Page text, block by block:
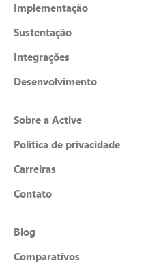
Implementação
Sustentação
Integrações
Desenvolvimento
Sobre a Active
Política de privacidade
Carreiras
Contato
Blog
Comparativos